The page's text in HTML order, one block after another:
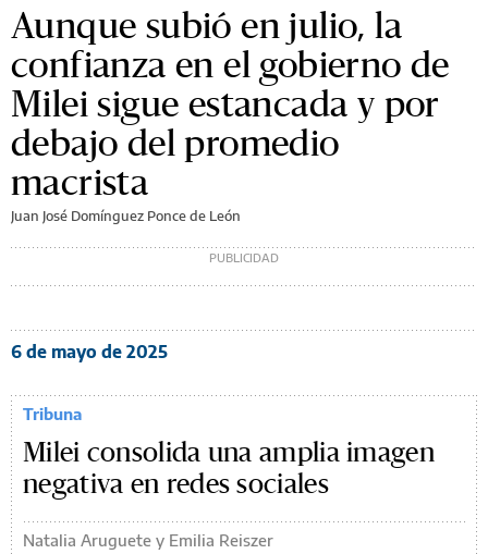
Aunque subió en julio, la
confianza en el gobierno de
Milei sigue estancada y por
debajo del promedio
macrista
Juan José Domínguez Ponce de León
6 de mayo de 2025
Tribuna
Milei consolida una amplia imagen
negativa en redes sociales
Natalia Aruguete y Emilia Reiszer